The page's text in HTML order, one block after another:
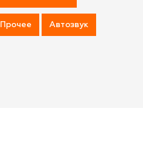
Прочее Автозвук